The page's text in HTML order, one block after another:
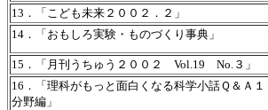
13．「こども未来２００２．２」
14．「おもしろ実験・ものづくり事典」
15．「月刊うちゅう２００２ Vol.19 No.３」
16．「理科がもっと面白くなる科学小話Ｑ＆Ａ
分野編」